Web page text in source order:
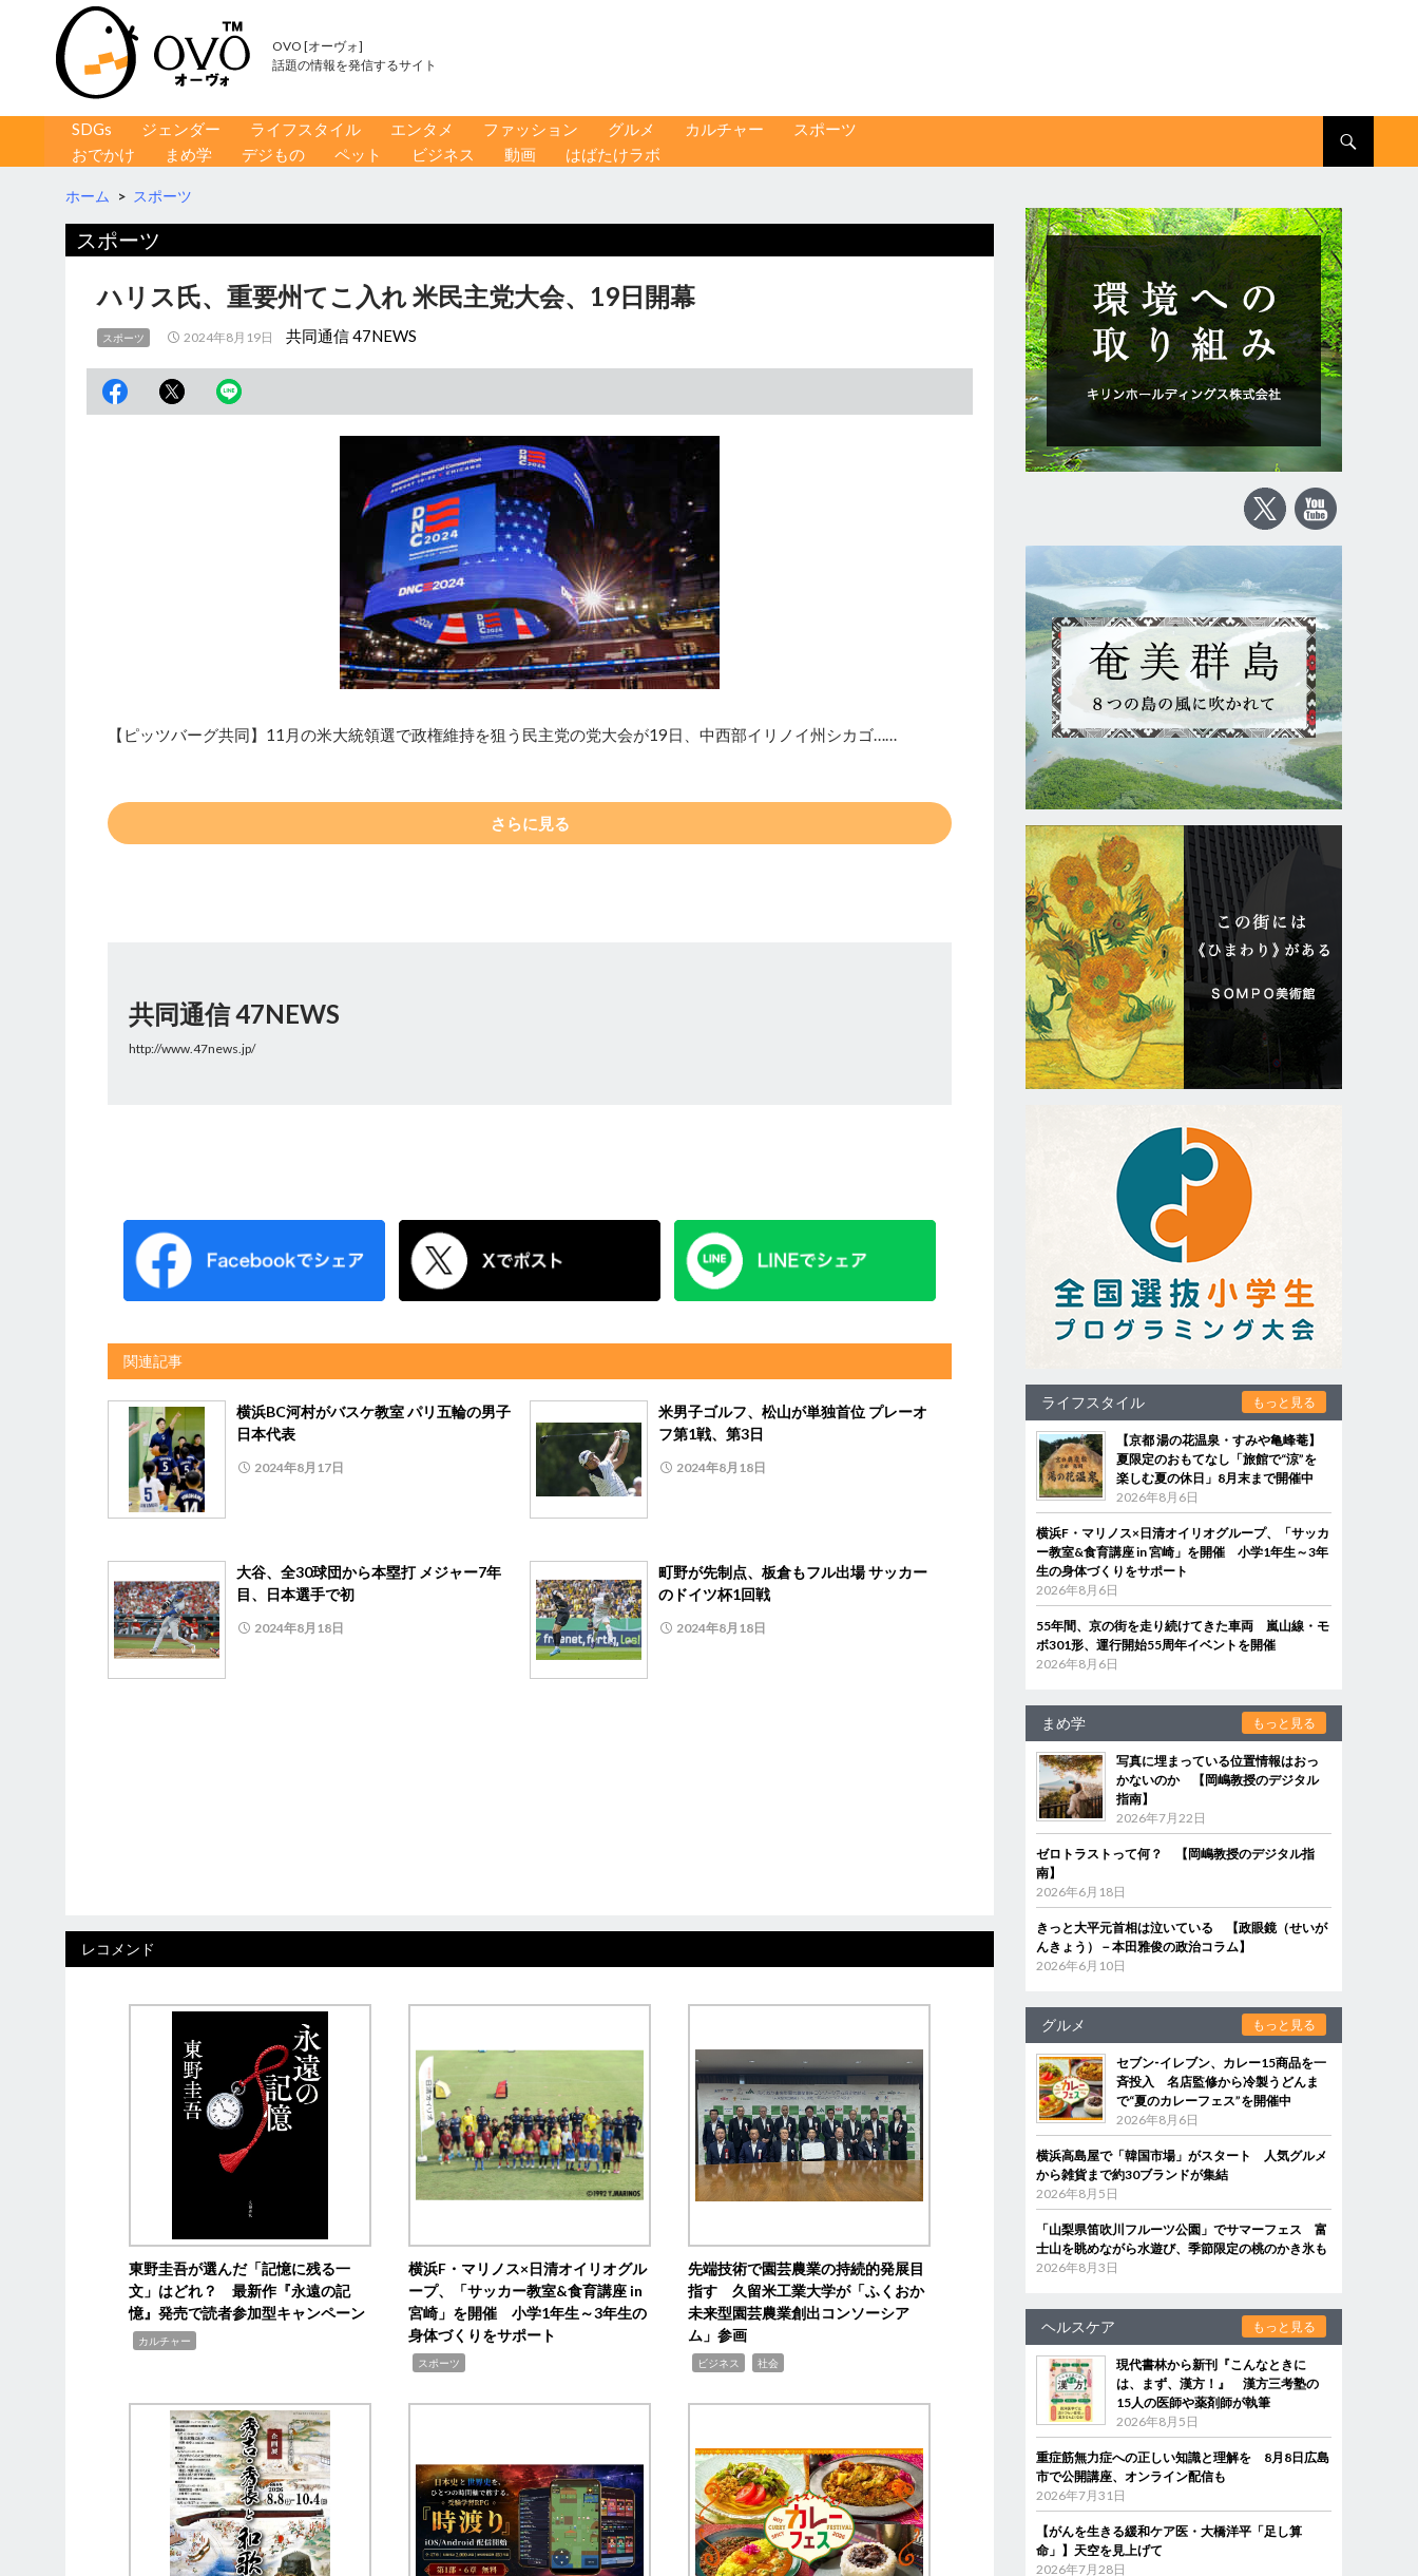
OVO [オーヴォ]
話題の情報を発信するサイト
コンテンツへ移動
SDGs ジェンダー ライフスタイル エンタメ ファッション グルメ カルチャー
スポーツ
おでかけ
まめ学 デジもの ペット ビジネス 動画 はばたけラボ
ホーム > スポーツ
スポーツ
ハリス氏、重要州てこ入れ 米民主党大会、19日開幕
スポーツ 2024年8月19日 共同通信 47NEWS
【ピッツバーグ共同】11月の米大統領選で政権維持を狙う民主党の党大会が19日、中西部イリノイ州シカゴ……
さらに見る
共同通信 47NEWS
http://www.47news.jp/
関連記事
横浜BC河村がバスケ教室 パリ五輪の男子
日本代表
2024年8月17日
米男子ゴルフ、松山が単独首位 プレーオ
フ第1戦、第3日
2024年8月18日
大谷、全30球団から本塁打 メジャー7年
目、日本選手で初
2024年8月18日
町野が先制点、板倉もフル出場 サッカー
のドイツ杯1回戦
2024年8月18日
レコメンド
東野圭吾が選んだ「記憶に残る一
文」はどれ？ 最新作『永遠の記
憶』発売で読者参加型キャンペーン
カルチャー
横浜F・マリノス×日清オイリオグル
ープ、「サッカー教室&食育講座 in
宮崎」を開催 小学1年生～3年生の
身体づくりをサポート
スポーツ
先端技術で園芸農業の持続的発展目
指す 久留米工業大学が「ふくおか
未来型園芸農業創出コンソーシア
ム」参画
ビジネス 社会
ライフスタイル もっと見る
【京都 湯の花温泉・すみや亀峰菴】
夏限定のおもてなし「旅館で“涼”を
楽しむ夏の休日」8月末まで開催中
2026年8月6日
横浜F・マリノス×日清オイリオグループ、「サッカ
ー教室&食育講座 in 宮崎」を開催 小学1年生～3年
生の身体づくりをサポート
2026年8月6日
55年間、京の街を走り続けてきた車両 嵐山線・モ
ボ301形、運行開始55周年イベントを開催
2026年8月6日
まめ学 もっと見る
写真に埋まっている位置情報はおっ
かないのか 【岡嶋教授のデジタル
指南】
2026年7月22日
ゼロトラストって何？ 【岡嶋教授のデジタル指
南】
2026年6月18日
きっと大平元首相は泣いている 【政眼鏡（せいが
んきょう）－本田雅俊の政治コラム】
2026年6月10日
グルメ もっと見る
セブン‐イレブン、カレー15商品を一
斉投入 名店監修から冷製うどんま
で“夏のカレーフェス”を開催中
2026年8月6日
横浜高島屋で「韓国市場」がスタート 人気グルメ
から雑貨まで約30ブランドが集結
2026年8月5日
「山梨県笛吹川フルーツ公園」でサマーフェス 富
士山を眺めながら水遊び、季節限定の桃のかき氷も
2026年8月3日
ヘルスケア もっと見る
現代書林から新刊『こんなときに
は、まず、漢方！』 漢方三考塾の
15人の医師や薬剤師が執筆
2026年8月5日
重症筋無力症への正しい知識と理解を 8月8日広島
市で公開講座、オンライン配信も
2026年7月31日
【がんを生きる緩和ケア医・大橋洋平「足し算
命」】天空を見上げて
2026年7月28日